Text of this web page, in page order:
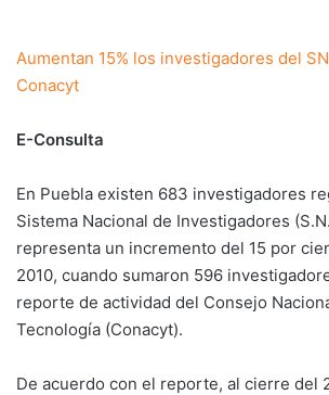
Aumentan 15% los investigadores del
Conacyt
E-Consulta
En Puebla existen 683 investigadores
Sistema Nacional de Investigadores
representa un incremento del 15 por
2010, cuando sumaron 596
reporte de actividad del Consejo
Tecnología (Conacyt).
De acuerdo con el reporte, al cierre del